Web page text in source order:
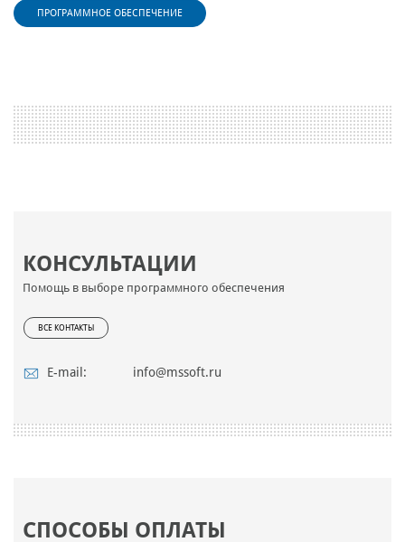
КОНСУЛЬТАЦИИ
Помощь в выборе программного обеспечения
ВСЕ КОНТАКТЫ
E-mail: info@mssoft.ru
СПОСОБЫ ОПЛАТЫ
ПРОГРАММНОЕ ОБЕСПЕЧЕНИЕ